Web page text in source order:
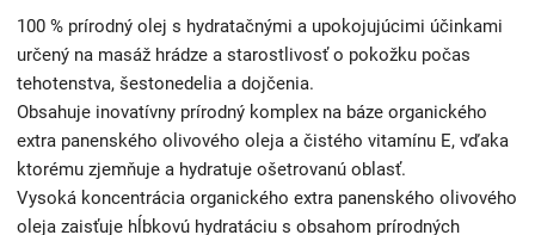
100 % prírodný olej s hydratačnými a upokojujúcimi účinkami
určený na masáž hrádze a starostlivosť o pokožku počas
tehotenstva, šestonedelia a dojčenia.
Obsahuje inovatívny prírodný komplex na báze organického
extra panenského olivového oleja a čistého vitamínu E, vďaka
ktorému zjemňuje a hydratuje ošetrovanú oblasť.
Vysoká koncentrácia organického extra panenského olivového
oleja zaisťuje hĺbkovú hydratáciu s obsahom prírodných